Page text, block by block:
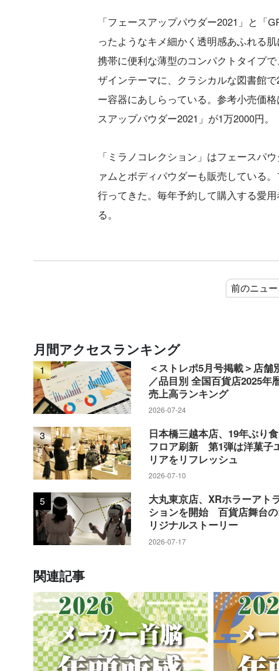
「フェースアップパウダー2021」と「
ったようなキメ細かく透明感あふれる
携帯に便利な薄型のコンパクトタイプ
ザインテーマに、クラシカルな図書館
ー容器にあしらっている。参考小売価
スアップパウダー2021」が1万2000円。
「ミラノコレクション」はフェースパ
ァムとボディパウダーも販売している
行ってきた。毎年予約して購入する愛
る。
前のニュ
月間アクセスランキング
1
＜ストレポ5月号掲載＞店舗
／品目別 全国百貨店2025年
売上高ランキング
2026-07-24
3
日本橋三越本店、19年ぶり
フロア刷新 第1弾は洋菓子
リアをリフレッシュ
2026-07-10
5
大丸東京店、XRホラーアト
ションを開始 百貨店舞台
リジナルストーリー
2026-07-17
関連記事